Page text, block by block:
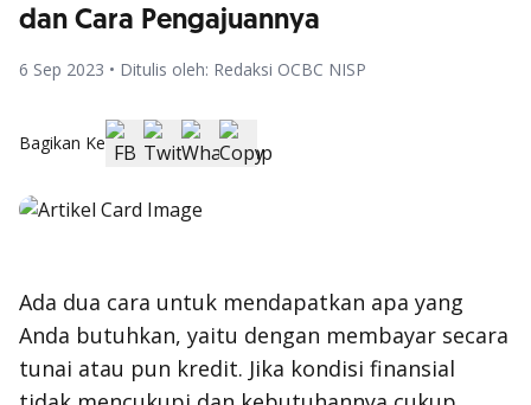
dan Cara Pengajuannya
6 Sep 2023 • Ditulis oleh: Redaksi OCBC NISP
Bagikan Ke
Ada dua cara untuk mendapatkan apa yang
Anda butuhkan, yaitu dengan membayar secara
tunai atau pun kredit. Jika kondisi finansial